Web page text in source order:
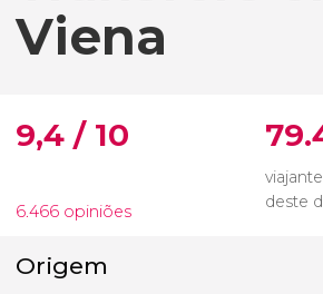
Viena
9,4 / 10
6.466 opiniões
deste
Origem